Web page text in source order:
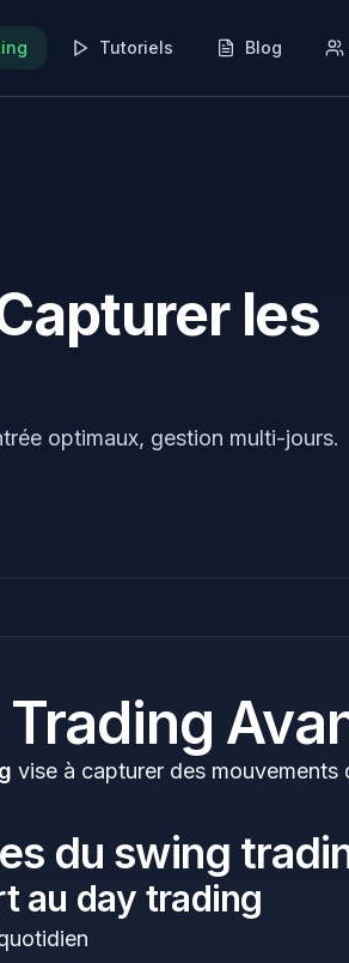
Tutoriels Blog
les
optimaux, gestion multi-jours.
vise à capturer des mouvements
du swing
au day trading